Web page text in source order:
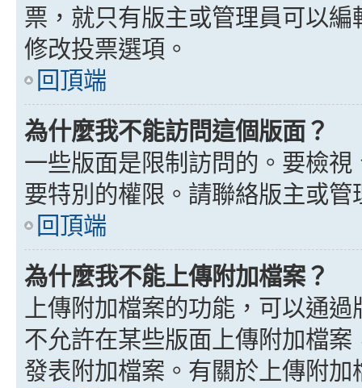
票，就只有版主或管理員可以
修改投票選項。
回頂端
為什麼我不能訪問這個版面？
一些版面是限制訪問的。要檢
要特別的權限。請聯絡版主或管
回頂端
為什麼我不能上傳附加檔案？
上傳附加檔案的功能，可以通
不允許在某些版面上傳附加檔
發表附加檔案。有關於上傳附